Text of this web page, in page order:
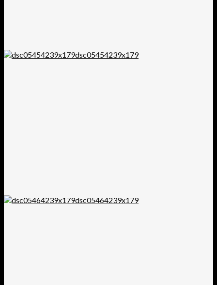
dsc05454239x179
dsc05464239x179